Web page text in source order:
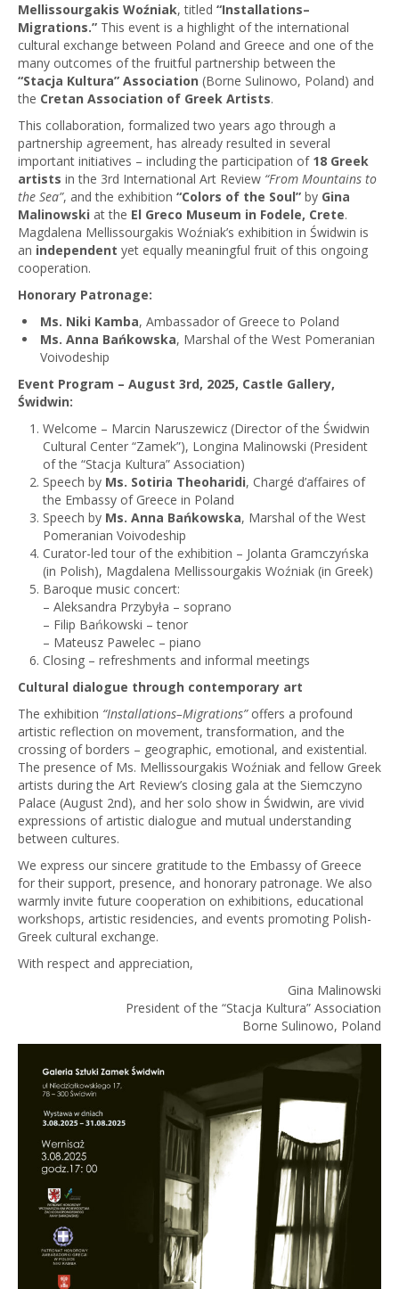
Mellissourgakis Woźniak, titled “Installations–
Migrations.” This event is a highlight of the international
cultural exchange between Poland and Greece and one of the
many outcomes of the fruitful partnership between the
“Stacja Kultura” Association (Borne Sulinowo, Poland) and
the Cretan Association of Greek Artists.
This collaboration, formalized two years ago through a
partnership agreement, has already resulted in several
important initiatives – including the participation of 18 Greek
artists in the 3rd International Art Review “From Mountains to
the Sea”, and the exhibition “Colors of the Soul” by Gina
Malinowski at the El Greco Museum in Fodele, Crete.
Magdalena Mellissourgakis Woźniak’s exhibition in Świdwin is
an independent yet equally meaningful fruit of this ongoing
cooperation.
Honorary Patronage:
Ms. Niki Kamba, Ambassador of Greece to Poland
Ms. Anna Bańkowska, Marshal of the West Pomeranian
Voivodeship
Event Program – August 3rd, 2025, Castle Gallery,
Świdwin:
Welcome – Marcin Naruszewicz (Director of the Świdwin
Cultural Center “Zamek”), Longina Malinowski (President
of the “Stacja Kultura” Association)
Speech by Ms. Sotiria Theoharidi, Chargé d’affaires of
the Embassy of Greece in Poland
Speech by Ms. Anna Bańkowska, Marshal of the West
Pomeranian Voivodeship
Curator-led tour of the exhibition – Jolanta Gramczyńska
(in Polish), Magdalena Mellissourgakis Woźniak (in Greek)
Baroque music concert:
– Aleksandra Przybyła – soprano
– Filip Bańkowski – tenor
– Mateusz Pawelec – piano
Closing – refreshments and informal meetings
Cultural dialogue through contemporary art
The exhibition “Installations–Migrations”offers a profound
artistic reflection on movement, transformation, and the
crossing of borders – geographic, emotional, and existential.
The presence of Ms. Mellissourgakis Woźniak and fellow Greek
artists during the Art Review’s closing gala at the Siemczyno
Palace (August 2nd), and her solo show in Świdwin, are vivid
expressions of artistic dialogue and mutual understanding
between cultures.
We express our sincere gratitude to the Embassy of Greece
for their support, presence, and honorary patronage. We also
warmly invite future cooperation on exhibitions, educational
workshops, artistic residencies, and events promoting Polish-
Greek cultural exchange.
With respect and appreciation,
Gina Malinowski
President of the “Stacja Kultura” Association
Borne Sulinowo, Poland